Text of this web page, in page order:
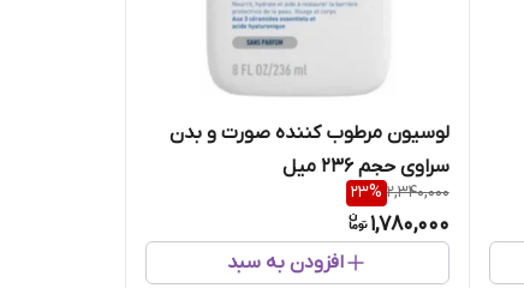
لوسیون مرطوب کننده صورت و بدن
سراوی حجم 236 میل
2,340,000
23%
1,780,000
افزودن به سبد